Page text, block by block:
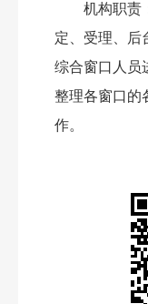
机构职责
定、受理、后
综合窗口人员
整理各窗口的
作。